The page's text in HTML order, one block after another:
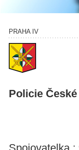
PRAHA IV
Policie